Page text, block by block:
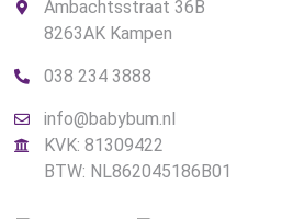
Ambachtsstraat 36B
8263AK Kampen
038 234 3888
info@babybum.nl
KVK: 81309422
BTW: NL862045186B01